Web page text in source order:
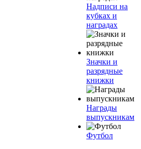
Надписи на
кубках и
наградах
Значки и
разрядные
книжки
Награды
выпускникам
Футбол